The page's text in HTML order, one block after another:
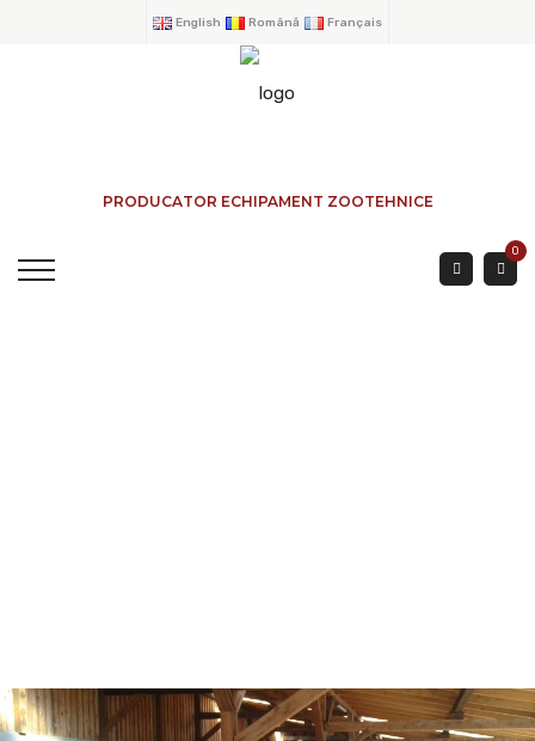
English Română Français
PRODUCATOR ECHIPAMENT ZOOTEHNICE
0